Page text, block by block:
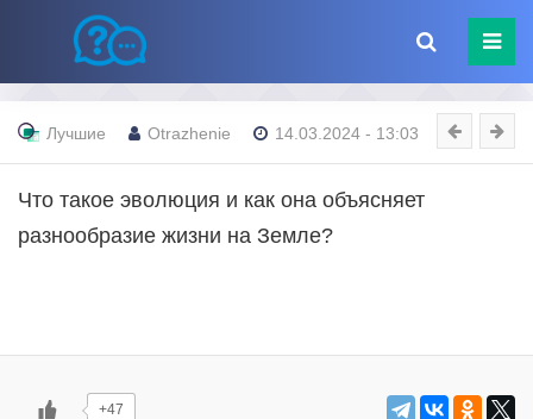
Лучшие Otrazhenie 14.03.2024 - 13:03
Что такое эволюция и как она объясняет
разнообразие жизни на Земле?
+47